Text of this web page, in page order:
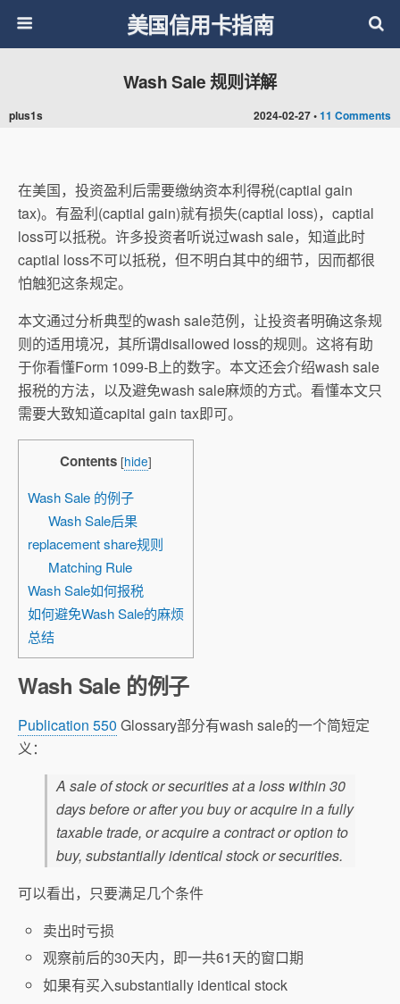
美国信用卡指南
2024-02-27 •11 Comments
Wash Sale 规则详解
plus1s
在美国，投资盈利后需要缴纳资本利得税(captial gain
tax)。有盈利(captial gain)就有损失(captial loss)，captial
loss可以抵税。许多投资者听说过wash sale，知道此时
captial loss不可以抵税，但不明白其中的细节，因而都很
怕触犯这条规定。
本文通过分析典型的wash sale范例，让投资者明确这条规
则的适用境况，其所谓disallowed loss的规则。这将有助
于你看懂Form 1099-B上的数字。本文还会介绍wash sale
报税的方法，以及避免wash sale麻烦的方式。看懂本文只
需要大致知道capital gain tax即可。
Contents [hide]
Wash Sale 的例子
Wash Sale后果
replacement share规则
Matching Rule
Wash Sale如何报税
如何避免Wash Sale的麻烦
总结
Wash Sale 的例子
Publication 550 Glossary部分有wash sale的一个简短定
义：
A sale of stock or securities at a loss within 30
days before or after you buy or acquire in a fully
taxable trade, or acquire a contract or option to
buy, substantially identical stock or securities.
可以看出，只要满足几个条件
卖出时亏损
观察前后的30天内，即一共61天的窗口期
如果有买入substantially identical stock